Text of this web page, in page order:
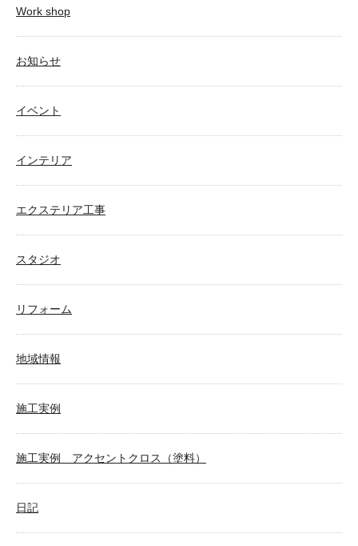
Work shop
お知らせ
イベント
インテリア
エクステリア工事
スタジオ
リフォーム
地域情報
施工実例
施工実例 アクセントクロス（塗料）
日記